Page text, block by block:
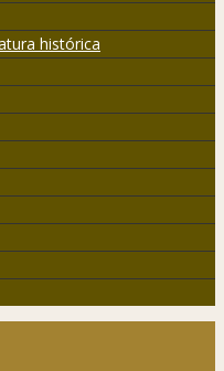
histórica